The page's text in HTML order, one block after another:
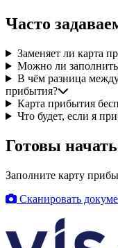
Часто
Заменяет ли карта
Можно ли
В чём разница
прибытия?
Карта прибытия
Что будет, если я
Готовы
Заполните карту
Сканировать